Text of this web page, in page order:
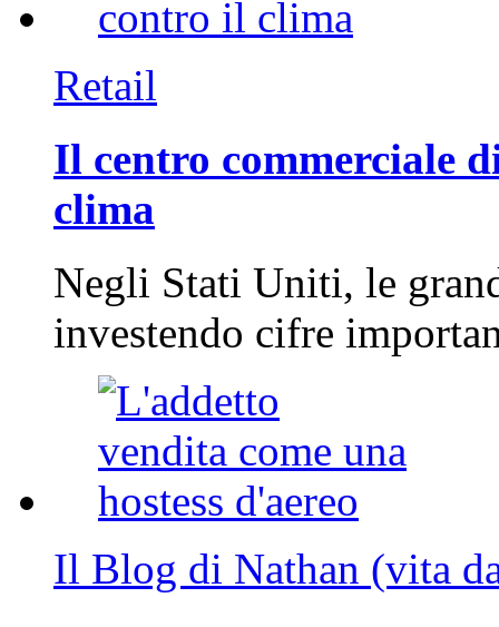
Retail
Il centro commerciale
clima
Negli Stati Uniti, le
investendo cifre
Il Blog di Nathan (vita